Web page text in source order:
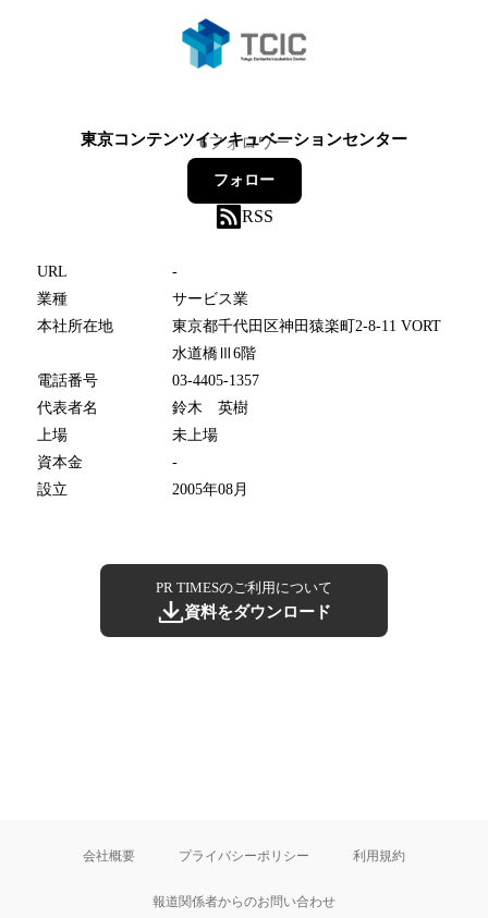
東京コンテンツインキュベーションセンター
6フォロワー
フォロー
RSS
URL
-
業種
サービス業
本社所在地
東京都千代田区神田猿楽町2-8-11 VORT
水道橋Ⅲ6階
電話番号
03-4405-1357
代表者名
鈴木 英樹
上場
未上場
資本金
-
設立
2005年08月
PR TIMESのご利用について
資料をダウンロード
会社概要 プライバシーポリシー 利用規約
報道関係者からのお問い合わせ